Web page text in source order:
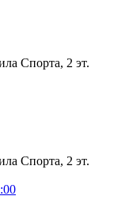
Спорта, 2 эт.
Спорта, 2 эт.